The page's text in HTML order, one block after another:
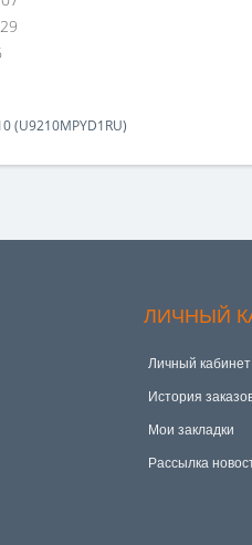
(U9210MPYD1RU)
ЛИЧНЫЙ
Личный кабинет
История
Мои закладки
Рассылка